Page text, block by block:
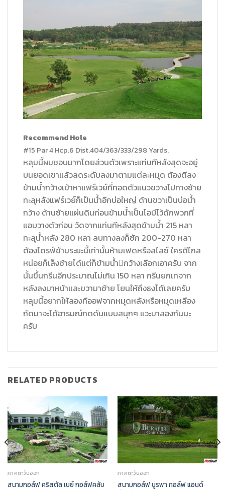
Recommend Hole
#15 Par 4 Hcp.6 Dist.404/363/333/298 Yards.
หลุมนี้ผมชอบมากโดยส่วนตัวเพราะแท่นทีหลังสุดจะอยู่
บนยอดเขาแล้วลดระดับลงมาตามแต่ละหมุด ต้องตีลง
ข้ามน้ำกว้างเข้าหาแฟร์เวย์ที่ทอดตัวแนวขวางไปทางซ้าย
ทะลุหลังแฟร์เวย์ก็เป็นน้ำอีกบ่อใหญ่ ด้านขวาเป็นบ่อน้ำ
กว้าง ด้านซ้ายแผ่นดินก่อนข้ามน้ำเป็นโอบีไว้ดักพวกที่
แอบวางตัวก่อน วัดจากแท่นทีหลังสุดข้ามน้ำ 215 หลา
ทะลุน้ำหลัง 280 หลา ลบทางลงก็ซัก 200-270 หลา
ต้องไดรฟ์ข้ามระยะนี้เท่านั้นห้ามเฟดหรือสไลซ์ ใครตีไกล
หน่อยก็เล็งซ้ายได้แต่ก็ข้ามน้ำ􀁔กว้างเลือกเอาครับ จาก
นั้นขึ้นกรีนอีกประมาณไม่เกิน 150 หลา กรีนยกเทจาก
หลังลงมาหน้าและขวามาซ้าย โยนให้ถึงธงได้เลยครับ
หลุมนี้อยากให้ลองทีออฟจากหมุดหลังหรือหมุดเหลือง
ถัดมาจะได้อารมณ์กดดันแบบสนุกๆ แวะมาลองกันนะ
ครับ
RELATED PRODUCTS
ภาคตะวันออก
สนามกอล์ฟ คริสตัล เบย์ กอล์ฟคลับ
ภาคตะวันออก
สนามกอล์ฟ บูรพา กอล์ฟ แอนด์